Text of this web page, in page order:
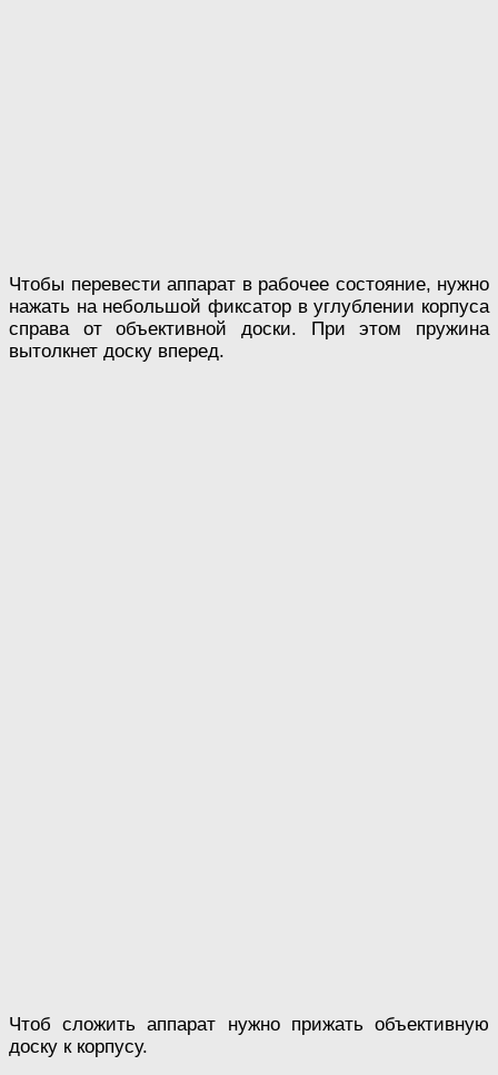
Чтобы перевести аппарат в рабочее состояние, нужно
нажать на небольшой фиксатор в углублении корпуса
справа от объективной доски. При этом пружина
вытолкнет доску вперед.
Чтоб сложить аппарат нужно прижать объективную
доску к корпусу.